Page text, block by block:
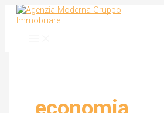
contenuto
Perché
il
settore